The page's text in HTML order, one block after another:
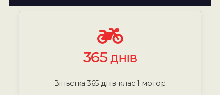
365 ДНІВ
Віньєтка 365 днів клас 1 мотор